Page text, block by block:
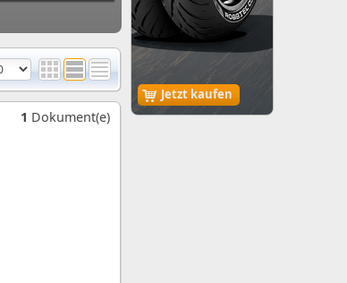
Jetzt kaufen
1 Dokument(e)